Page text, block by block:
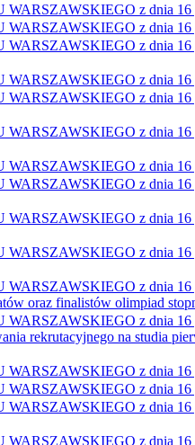
z dnia 16
z dnia 16
z dnia 16
z dnia 16
z dnia 16
z dnia 16
z dnia 16
z dnia 16
z dnia 16
z dnia 16
z dnia 16
oraz finalistów olimpiad
z dnia 16
rekrutacyjnego na studia
z dnia 16
z dnia 16
z dnia 16
z dnia 16